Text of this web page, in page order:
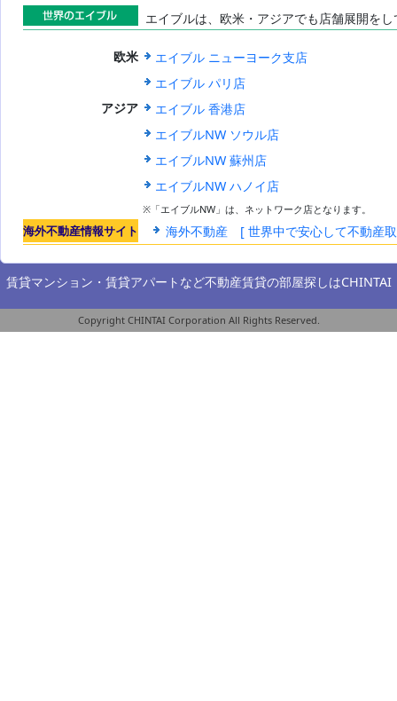
エイブルは、欧米・アジアでも店舗展開を
欧米
エイブル ニューヨーク支店
エイブル パリ店
アジア
エイブル 香港店
エイブルNW ソウル店
エイブルNW 蘇州店
エイブルNW ハノイ店
※「エイブルNW」は、ネットワーク店となります。
海外不動産情報サイト 海外不動産 [ 世界中で安心して不動産
賃貸マンション・賃貸アパートなど不動産賃貸の部屋探しはCHINTAI
Copyright CHINTAI Corporation All Rights Reserved.